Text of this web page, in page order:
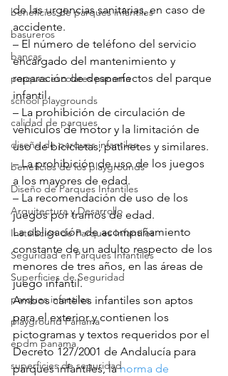
beneficios de parques infantiles
basureros
bancas
parques escolares panama
school playgrounds
calidad de parques
diseño de parques infantiles
beneficios de los playgrounds
Diseño de Parques Infantiles
Arquitectura y Desarrollo
Instalación de Parques Infantiles
Seguridad en Parques Infantiles
Superficies de Seguridad
parques infantiles
playground Panama
epdm panama
superficies de seguridad
de las urgencias sanitarias, en caso de
accidente.
– El número de teléfono del servicio
encargado del mantenimiento y
reparación de desperfectos del parque
infantil.
– La prohibición de circulación de
vehículos de motor y la limitación de
uso de bicicletas, patinetes y similares.
– La prohibición de uso de los juegos
a los mayores de edad.
– La recomendación de uso de los
juegos por tramos de edad.
La obligación de acompañamiento
constante de un adulto respecto de los
menores de tres años, en las áreas de
juego infantil.
Ambos carteles infantiles son aptos
para el exterior y contienen los
pictogramas y textos requeridos por el
Decreto 127/2001 de Andalucía para
parques infantiles, la norma de